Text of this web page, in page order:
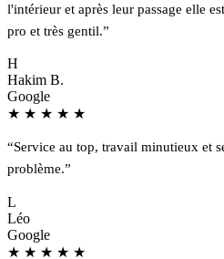
l'intérieur et après leur passage elle
pro et très gentil.”
H
Hakim B.
Google
★ ★ ★ ★ ★
“Service au top, travail minutieux et
problème.”
L
Léo
Google
★ ★ ★ ★ ★